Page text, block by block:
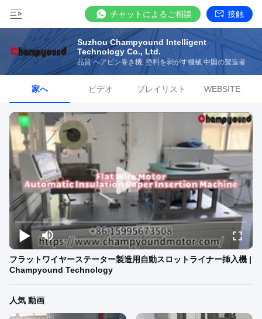
チャットによるご相談 接触
Suzhou Champyound Intelligent
Technology Co., Ltd.
品質 ヘアピン巻き機, 塗料を剥がす機械 中国の製造者
家へ ビデオ プレイリスト WEBSITE
フラットワイヤーステーター製造用自動スロットライナー挿入機 |
Champyound Technology
人気 動画